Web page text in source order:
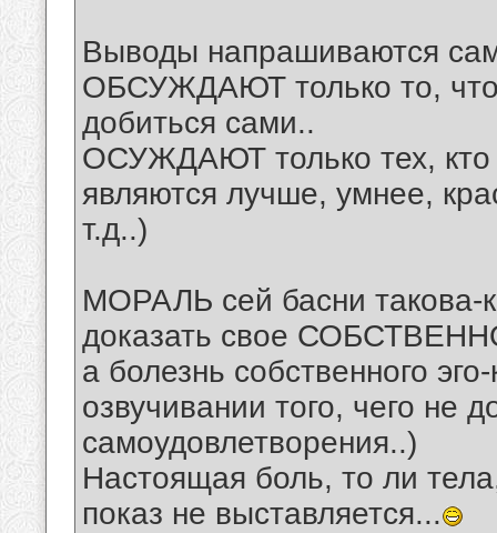
Выводы напрашиваются
ОБСУЖДАЮТ только то, что
добиться сами..
ОСУЖДАЮТ только тех, кто
являются лучше, умнее,
т.д..)
МОРАЛЬ сей басни такова-
доказать свое
а болезнь собственного
озвучивании того, чего не
самоудовлетворения..)
Настоящая боль, то ли
показ не выставляется...